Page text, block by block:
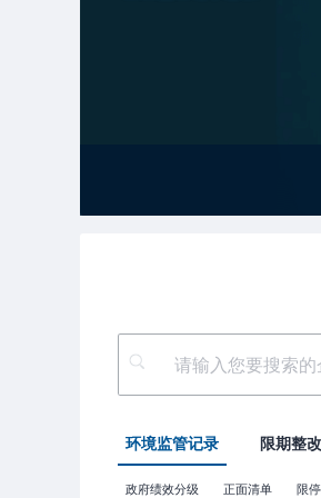
环境监管记录 限期整改
政府绩效分级 正面清单 限